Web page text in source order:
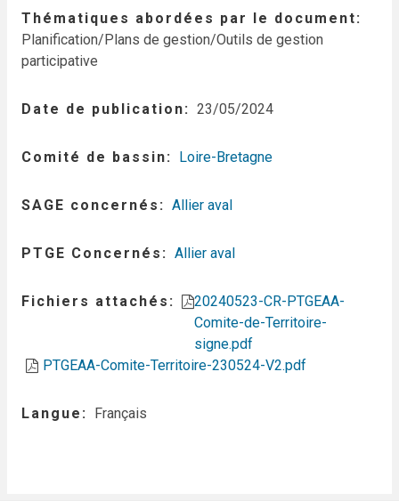
Thématiques abordées par le document
Planification/Plans de gestion/Outils de gestion
participative
Date de publication 23/05/2024
Comité de bassin Loire-Bretagne
SAGE concernés Allier aval
PTGE Concernés Allier aval
Fichiers attachés
20240523-CR-PTGEAA-
Comite-de-Territoire-
signe.pdf
PTGEAA-Comite-Territoire-230524-V2.pdf
Langue Français